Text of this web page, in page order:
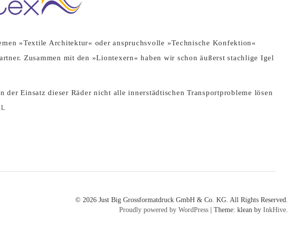
»Textile Architektur« oder anspruchsvolle »Technische Konfektion«
Zusammen mit den »Liontexern« haben wir schon äußerst stachlige Igel
der Einsatz dieser Räder nicht alle innerstädtischen Transportprobleme lösen
© 2026 Just Big Grossformatdruck GmbH & Co. KG. All Rights Reserved.
Proudly powered by WordPress | Theme: klean by InkHive